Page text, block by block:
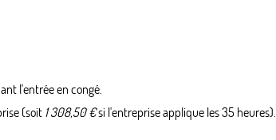
l'entrée en congé.
(soit 1 308,50 €si l'entreprise applique les 35 heures).